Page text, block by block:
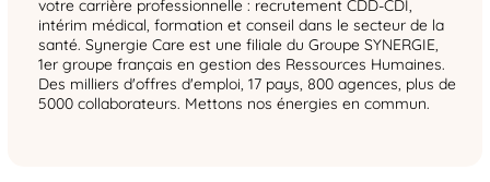
votre carrière professionnelle : recrutement CDD-CDI,
intérim médical, formation et conseil dans le secteur de la
santé. Synergie Care est une filiale du Groupe SYNERGIE,
1er groupe français en gestion des Ressources Humaines.
Des milliers d'offres d'emploi, 17 pays, 800 agences, plus de
5000 collaborateurs. Mettons nos énergies en commun.